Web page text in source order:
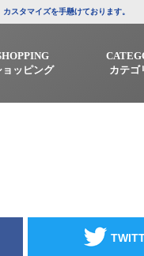
スタマイズを手懸けております。
ョッピング
カテゴ